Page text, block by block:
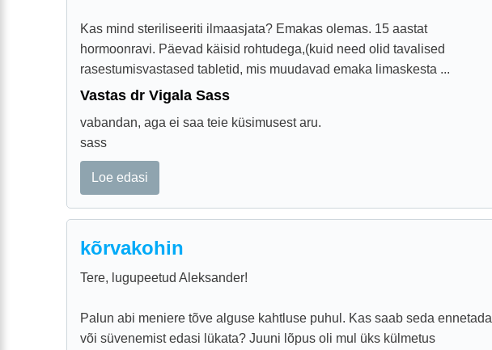
Kas mind steriliseeriti ilmaasjata? Emakas olemas. 15 aastat
hormoonravi. Päevad käisid rohtudega,(kuid need olid tavalised
rasestumisvastased tabletid, mis muudavad emaka limaskesta ...
Vastas dr Vigala Sass
vabandan, aga ei saa teie küsimusest aru.
sass
Loe edasi
kõrvakohin
Tere, lugupeetud Aleksander!
Palun abi meniere tõve alguse kahtluse puhul. Kas saab seda ennetada
või süvenemist edasi lükata? Juuni lõpus oli mul üks külmetus